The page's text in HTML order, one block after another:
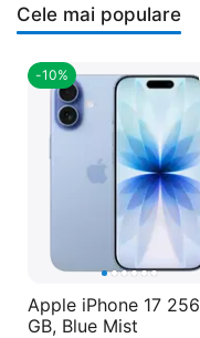
Cele mai populare
-10%
Apple iPhone 17 256
GB, Blue Mist